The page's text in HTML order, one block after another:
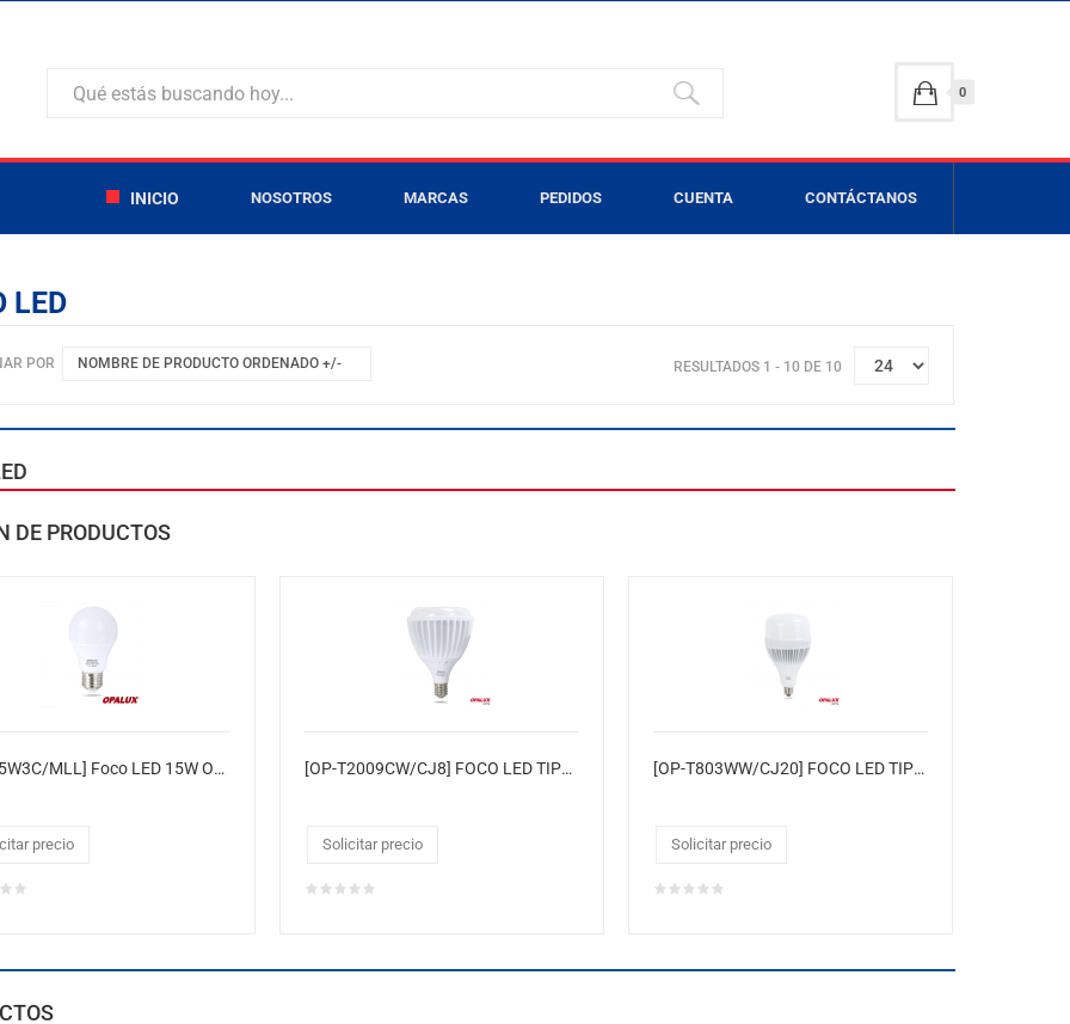
0
INICIO NOSOTROS MARCAS PEDIDOS CUENTA CONTÁCTANOS
LED
POR NOMBRE DE PRODUCTO ORDENADO +/- RESULTADOS 1 - 10 DE 10
DE PRODUCTOS
[OP-15W3C/MLL] Foco LED 15W OPALUX MILLAR
precio
[OP-T2009CW/CJ8] FOCO LED TIPO PERA 200W 8XCJ
Solicitar precio
[OP-T803WW/CJ20] FOCO LED TIPO PERA 80W Temp. de Color: 3000K
Solicitar precio